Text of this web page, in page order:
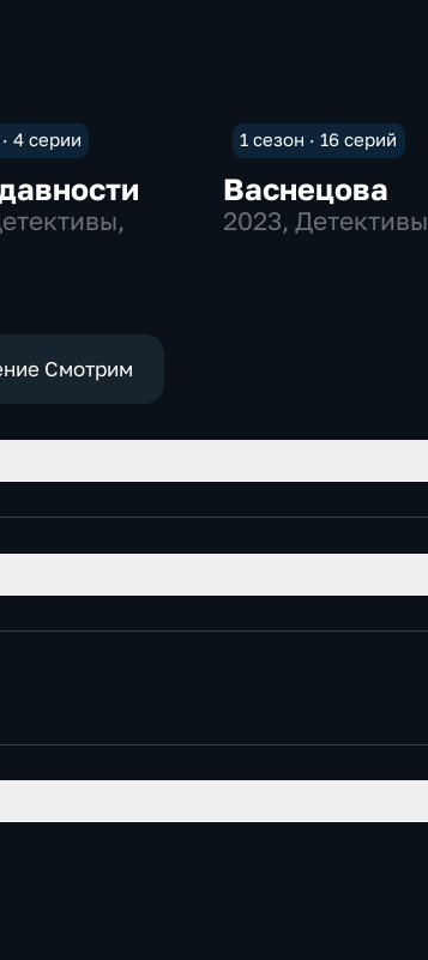
4 серии 1 сезон · 16 серий
Васнецова
2023, Детективы
Смотрим